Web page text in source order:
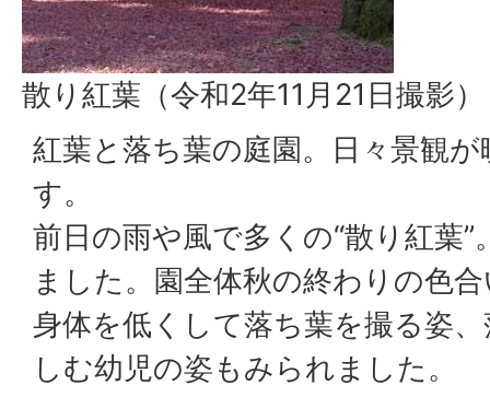
散り紅葉（令和2年11月21日撮影）
紅葉と落ち葉の庭園。日々景観
す。
前日の雨や風で多くの“散り紅葉
ました。園全体秋の終わりの色
身体を低くして落ち葉を撮る姿
しむ幼児の姿もみられました。